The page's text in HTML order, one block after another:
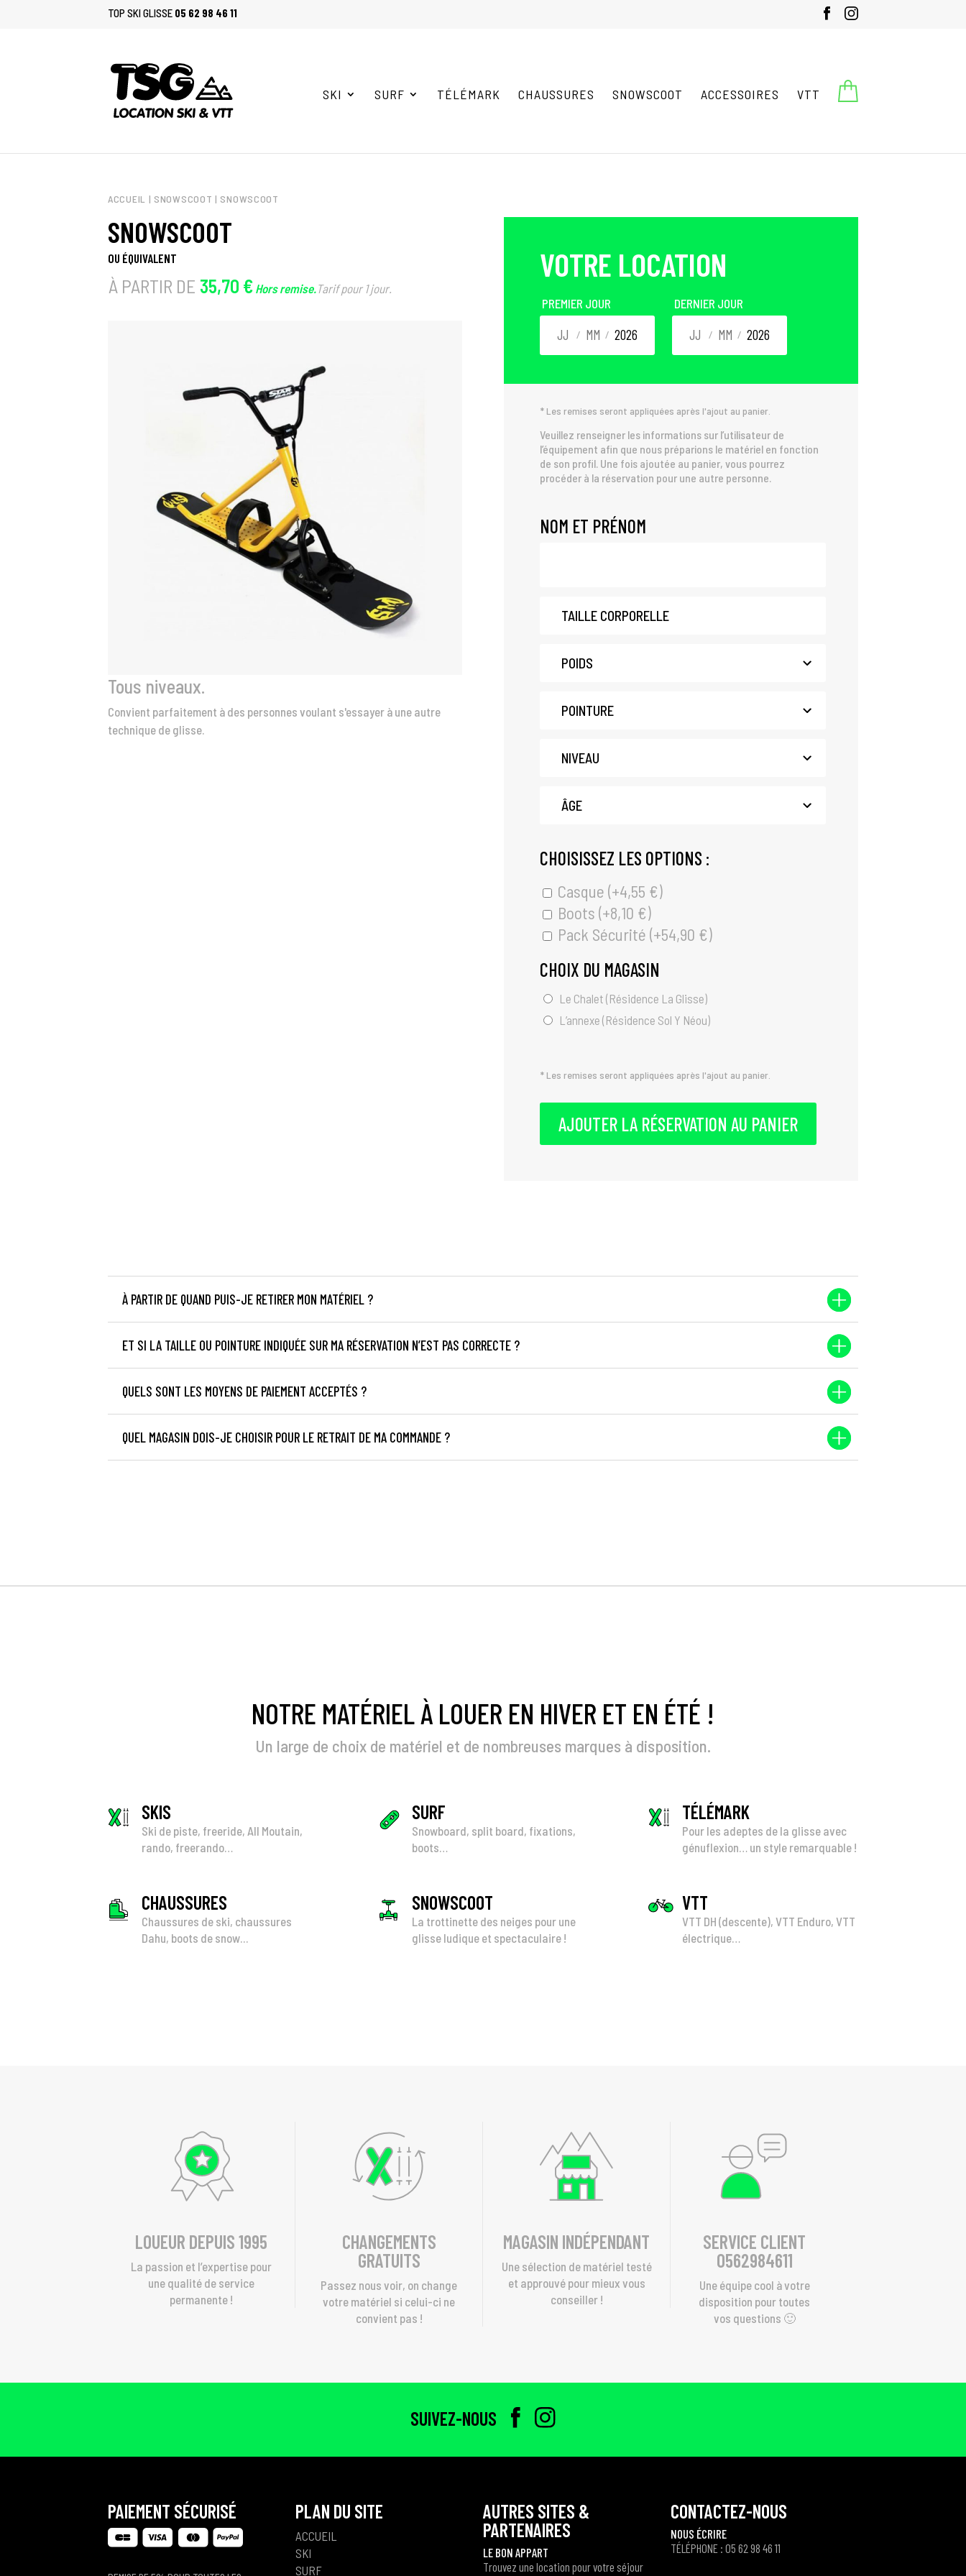
LOCATION VTT,
TOP SKI GLISSE 05 62 98 46 11
SKI SURF TÉLÉMARK CHAUSSURES SNOWSCOOT ACCESSOIRES VTT
ACCUEIL | SNOWSCOOT | SNOWSCOOT
SNOWSCOOT
OU ÉQUIVALENT
À PARTIR DE 35,70 € Hors remise. Tarif pour 1 jour.
Tous niveaux.
Convient parfaitement à des personnes voulant s'essayer à une autre
technique de glisse.
VOTRE LOCATION
PREMIER JOUR
/ /
DERNIER JOUR
/ /
* Les remises seront appliquées après l'ajout au panier.
Veuillez renseigner les informations sur l’utilisateur de
l’équipement afin que nous préparions le matériel en fonction
de son profil. Une fois ajoutée au panier, vous pourrez
procéder à la réservation pour une autre personne.
NOM ET PRÉNOM
CHOISISSEZ LES OPTIONS :
Casque (+4,55 €)
Boots (+8,10 €)
Pack Sécurité (+54,90 €)
CHOIX DU MAGASIN
Le Chalet (Résidence La Glisse)
L’annexe (Résidence Sol Y Néou)
* Les remises seront appliquées après l'ajout au panier.
AJOUTER LA RÉSERVATION AU PANIER
À PARTIR DE QUAND PUIS-JE RETIRER MON MATÉRIEL ?
ET SI LA TAILLE OU POINTURE INDIQUÉE SUR MA RÉSERVATION N’EST PAS CORRECTE ?
QUELS SONT LES MOYENS DE PAIEMENT ACCEPTÉS ?
QUEL MAGASIN DOIS-JE CHOISIR POUR LE RETRAIT DE MA COMMANDE ?
NOTRE MATÉRIEL À LOUER EN HIVER ET EN ÉTÉ !
Un large de choix de matériel et de nombreuses marques à disposition.
SKIS
Ski de piste, freeride, All Moutain,
rando, freerando…
CHAUSSURES
Chaussures de ski, chaussures
Dahu, boots de snow...
SURF
Snowboard, split board, fixations,
boots…
SNOWSCOOT
La trottinette des neiges pour une
glisse ludique et spectaculaire !
TÉLÉMARK
Pour les adeptes de la glisse avec
génuflexion… un style remarquable !
VTT
VTT DH (descente), VTT Enduro, VTT
électrique…
LOUEUR DEPUIS 1995
La passion et l’expertise pour
une qualité de service
permanente !
CHANGEMENTS
GRATUITS
Passez nous voir, on change
votre matériel si celui-ci ne
convient pas !
MAGASIN INDÉPENDANT
Une sélection de matériel testé
et approuvé pour mieux vous
conseiller !
SERVICE CLIENT
0562984611
Une équipe cool à votre
disposition pour toutes
vos questions 🙂
SUIVEZ-NOUS
PAIEMENT SÉCURISÉ PLAN DU SITE
ACCUEIL
SKI
SURF
AUTRES SITES &
PARTENAIRES
LE BON APPART
Trouvez une location pour votre séjour
CONTACTEZ-NOUS
NOUS ÉCRIRE
TÉLÉPHONE : 05 62 98 46 11